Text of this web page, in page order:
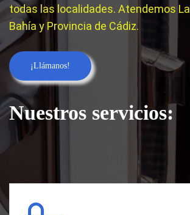
todas las localidades. Atendemos La
Bahía y Provincia de Cádiz.
¡Llámanos!
Nuestros servicios: